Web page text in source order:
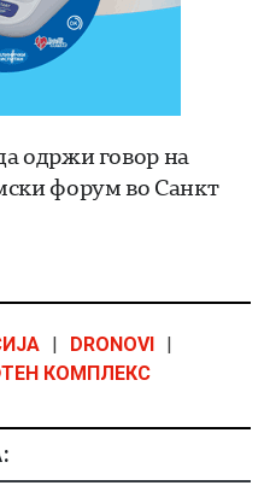
одржи говор на
форум во Санкт
DRONOVI
КОМПЛЕКС